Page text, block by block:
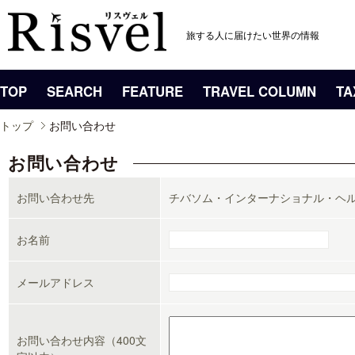
旅する人に届けたい世界の情報
TOP SEARCH FEATURE TRAVEL COLUMN
トップ お問い合わせ
お問い合わせ
お問い合わせ先 チバソム・インターナショナル・ヘ
お名前
メールアドレス
お問い合わせ内容（400文